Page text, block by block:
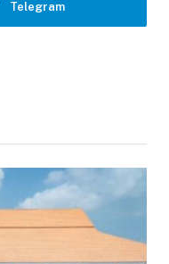
Telegram